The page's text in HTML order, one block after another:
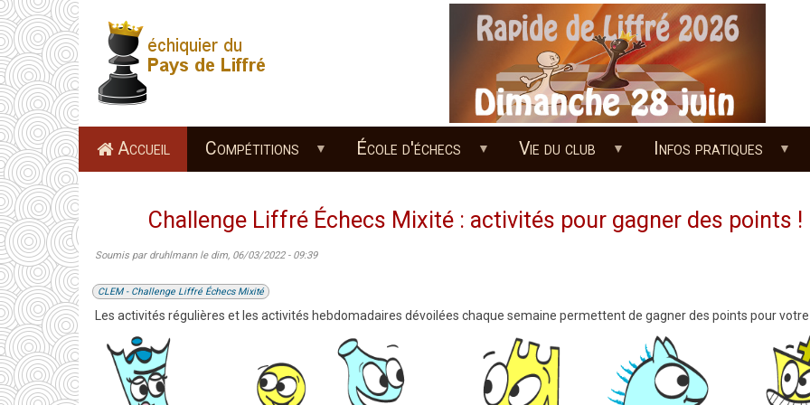
Aller
au
contenu
principal
Accueil Compétitions École d'échecs Vie du club Infos pratiques
Challenge Liffré Échecs Mixité : activités pour gagner des points !
Soumis par druhlmannle dim, 06/03/2022 - 09:39
CLEM - Challenge Liffré Échecs Mixité
Les activités régulières et les activités hebdomadaires dévoilées chaque semaine permettent de gagner des points pour votre